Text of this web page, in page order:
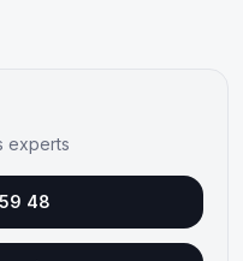
experts
48